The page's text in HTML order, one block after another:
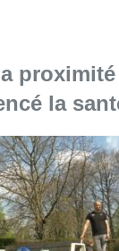
proximité
la